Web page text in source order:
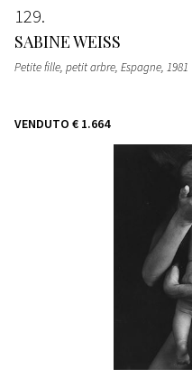
129
SABINE WEISS
Petite fille, petit arbre, Espagne, 1981
VENDUTO € 1.664